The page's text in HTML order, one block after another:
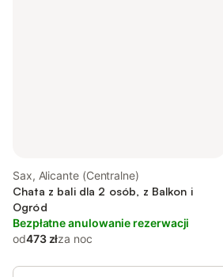
Sax, Alicante (Centralne)
Chata z bali dla 2 osób, z Balkon i
Ogród
Bezpłatne anulowanie rezerwacji
od473 złza noc